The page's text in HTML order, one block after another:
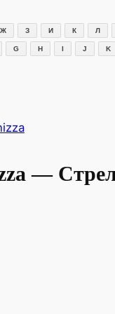
Ж З И К Л
G H I J K
—